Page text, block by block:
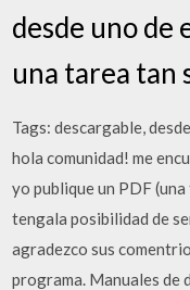
desde uno de
una tarea tan
Tags: descargable,
hola comunidad! me
yo publique un PDF
tengala posibilidad de
agradezco sus
programa. Manuales de